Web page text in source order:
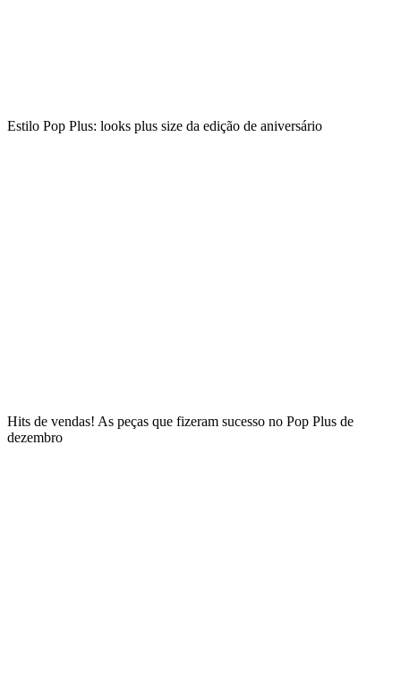
Estilo Pop Plus: looks plus size da edição de aniversário
Hits de vendas! As peças que fizeram sucesso no Pop Plus de
dezembro